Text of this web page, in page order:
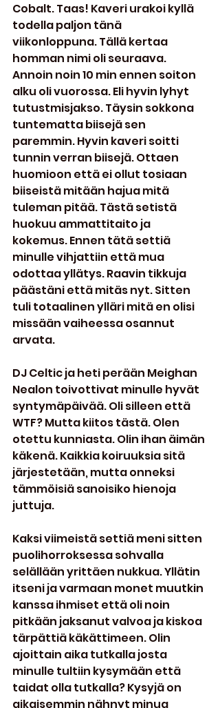
Cobalt. Taas! Kaveri urakoi kyllä
todella paljon tänä
viikonloppuna. Tällä kertaa
homman nimi oli seuraava.
Annoin noin 10 min ennen soiton
alku oli vuorossa. Eli hyvin lyhyt
tutustmisjakso. Täysin sokkona
tuntematta biisejä sen
paremmin. Hyvin kaveri soitti
tunnin verran biisejä. Ottaen
huomioon että ei ollut tosiaan
biiseistä mitään hajua mitä
tuleman pitää. Tästä setistä
huokuu ammattitaito ja
kokemus. Ennen tätä settiä
minulle vihjattiin että mua
odottaa yllätys. Raavin tikkuja
päästäni että mitäs nyt. Sitten
tuli totaalinen ylläri mitä en olisi
missään vaiheessa osannut
arvata.
DJ Celtic ja heti perään Meighan
Nealon toivottivat minulle hyvät
syntymäpäivää. Oli silleen että
WTF? Mutta kiitos tästä. Olen
otettu kunniasta. Olin ihan äimän
käkenä. Kaikkia koiruuksia sitä
järjestetään, mutta onneksi
tämmöisiä sanoisiko hienoja
juttuja.
Kaksi viimeistä settiä meni sitten
puolihorroksessa sohvalla
selällään yrittäen nukkua. Yllätin
itseni ja varmaan monet muutkin
kanssa ihmiset että oli noin
pitkään jaksanut valvoa ja kiskoa
tärpättiä käkättimeen. Olin
ajoittain aika tutkalla josta
minulle tultiin kysymään että
taidat olla tutkalla? Kysyjä on
aikaisemmin nähnyt minua